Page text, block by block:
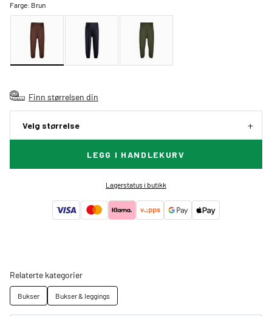
Farge: Brun
Finn størrelsen din
Velg størrelse
LEGG I HANDLEKURV
Lagerstatus i butikk
Relaterte kategorier
Bukser Bukser & leggings